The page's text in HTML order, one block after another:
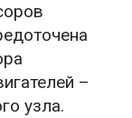
–
узла.